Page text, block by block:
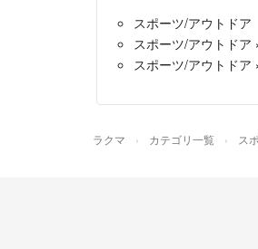
スポーツ/アウトドア
スポーツ/アウトドア ›
スポーツ/アウトドア ›
ラクマ カテゴリ一覧 ス